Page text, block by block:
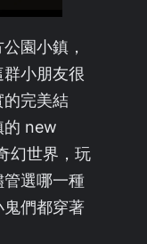
園小鎮，
小朋友很
完美結
的 new
幻世界，玩
選哪一種
們都穿著